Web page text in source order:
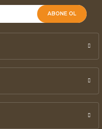
ABONE OL